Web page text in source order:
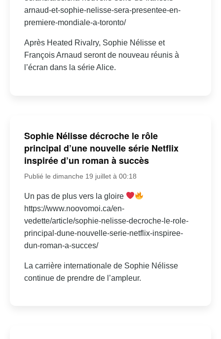
arnaud-et-sophie-nelisse-sera-presentee-en-
premiere-mondiale-a-toronto/
Après Heated Rivalry, Sophie Nélisse et
François Arnaud seront de nouveau réunis à
l’écran dans la série Alice.
Sophie Nélisse décroche le rôle
principal d’une nouvelle série Netflix
inspirée d’un roman à succès
Publié le dimanche 19 juillet à 00:18
Un pas de plus vers la gloire
https://www.noovomoi.ca/en-
vedette/article/sophie-nelisse-decroche-le-role-
principal-dune-nouvelle-serie-netflix-inspiree-
dun-roman-a-succes/
La carrière internationale de Sophie Nélisse
continue de prendre de l’ampleur.